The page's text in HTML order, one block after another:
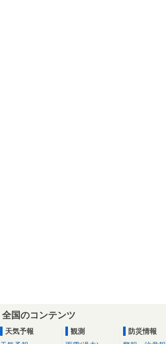
全国のコンテンツ
天気予報
観測
防災情報